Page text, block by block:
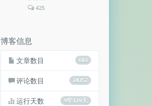
评
425
博客信息
683
文章数目
24357
评论数目
9年129天
运行天数